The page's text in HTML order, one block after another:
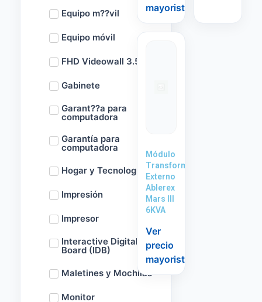
Equipo m??vil
Equipo móvil
FHD Videowall 3.5m
Gabinete
Garant??a para
computadora
Garantía para
computadora
Hogar y Tecnología
Impresión
Impresor
Interactive Digital
Board (IDB)
Maletines y Mochilas
Monitor
mayorista
Módulo
Transformador
Externo
Ablerex
Mars III
6KVA
Ver
precio
mayorista